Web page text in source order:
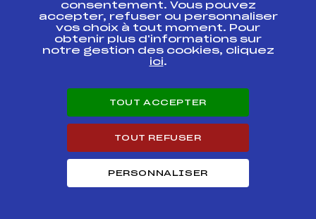
TNAM0011.FFS
SAMSE NATIONAL
TOUR AUTRANS
SAUT SPECIAL
FFS
SAMSE SAUT NATIONAL TOUR U17 HOMMES
SAMSE SAUT NATIONAL TOUR A SENIORS
consentement. Vous pouvez
accepter, refuser ou personnaliser
vos choix à tout moment. Pour
obtenir plus d'informations sur
notre gestion des cookies, cliquez
ici.
TOUT ACCEPTER
TOUT REFUSER
PERSONNALISER